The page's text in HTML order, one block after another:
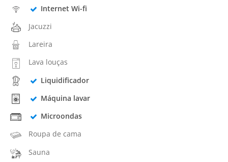
Internet Wi-fi
Jacuzzi
Lareira
Lava louças
Liquidificador
Máquina lavar
Microondas
Roupa de cama
Sauna